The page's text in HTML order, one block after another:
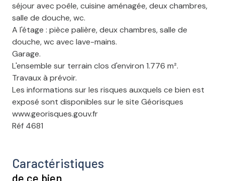
séjour avec poêle, cuisine aménagée, deux chambres,
salle de douche, wc.
A l'étage : pièce palière, deux chambres, salle de
douche, wc avec lave-mains.
Garage.
L'ensemble sur terrain clos d'environ 1.776 m².
Travaux à prévoir.
Les informations sur les risques auxquels ce bien est
exposé sont disponibles sur le site Géorisques
www.georisques.gouv.fr
Réf 4681
Caractéristiques
de ce bien